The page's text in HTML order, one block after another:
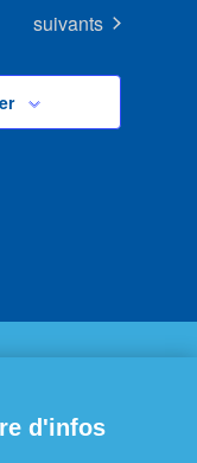
Évènements
suivants
d'infos